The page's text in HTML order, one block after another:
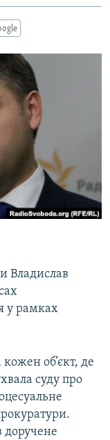
Владислав
у рамках
об’єкт, де
суду про
доручене